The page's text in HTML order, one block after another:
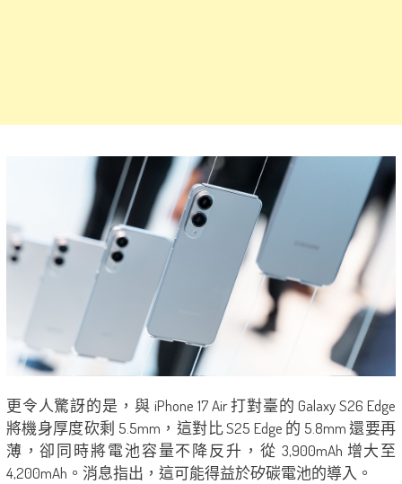
更令人驚訝的是，與 iPhone 17 Air 打對臺的 Galaxy S26 Edge
將機身厚度砍剩 5.5mm，這對比 S25 Edge 的 5.8mm 還要再
薄，卻同時將電池容量不降反升，從 3,900mAh 增大至
4,200mAh。消息指出，這可能得益於矽碳電池的導入。